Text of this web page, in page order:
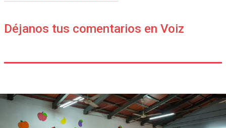
Déjanos tus comentarios en Voiz